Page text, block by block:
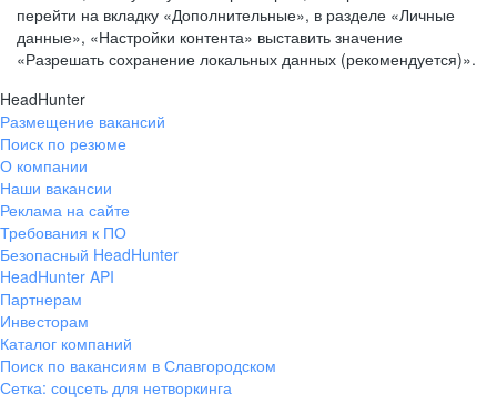
перейти на вкладку «Дополнительные», в разделе «Личные
данные», «Настройки контента» выставить значение
«Разрешать сохранение локальных данных (рекомендуется)».
HeadHunter
Размещение вакансий
Поиск по резюме
О компании
Наши вакансии
Реклама на сайте
Требования к ПО
Безопасный HeadHunter
HeadHunter API
Партнерам
Инвесторам
Каталог компаний
Поиск по вакансиям в Славгородском
Сетка: соцсеть для нетворкинга